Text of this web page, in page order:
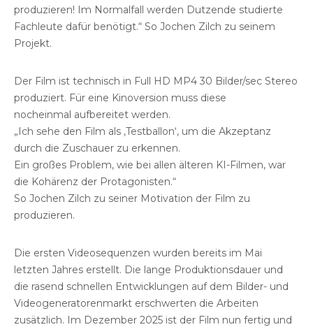
produzieren! Im Normalfall werden Dutzende studierte
Fachleute dafür benötigt.“ So Jochen Zilch zu seinem
Projekt.
Der Film ist technisch in Full HD MP4 30 Bilder/sec Stereo
produziert. Für eine Kinoversion muss diese
nocheinmal aufbereitet werden.
„Ich sehe den Film als ‚Testballon‘, um die Akzeptanz
durch die Zuschauer zu erkennen.
Ein großes Problem, wie bei allen älteren KI-Filmen, war
die Kohärenz der Protagonisten.“
So Jochen Zilch zu seiner Motivation der Film zu
produzieren.
Die ersten Videosequenzen wurden bereits im Mai
letzten Jahres erstellt. Die lange Produktionsdauer und
die rasend schnellen Entwicklungen auf dem Bilder- und
Videogeneratorenmarkt erschwerten die Arbeiten
zusätzlich. Im Dezember 2025 ist der Film nun fertig und